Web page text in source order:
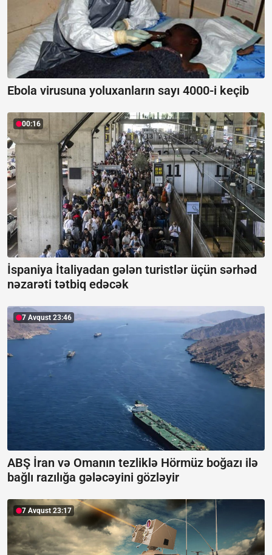
Ebola virusuna yoluxanların sayı 4000-i keçib
00:16
İspaniya İtaliyadan gələn turistlər üçün sərhəd
nəzarəti tətbiq edəcək
7 Avqust 23:46
ABŞ İran və Omanın tezliklə Hörmüz boğazı ilə
bağlı razılığa gələcəyini gözləyir
7 Avqust 23:17